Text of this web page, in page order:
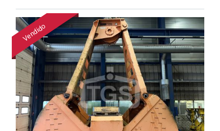
Vendido